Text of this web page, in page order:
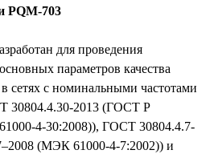
PQM-703
для проведения
параметров качества
сетях с номинальными частотами
30804.4.30-2013 (ГОСТ Р
4-30:2008)), ГОСТ 30804.4.7-
(МЭК 61000-4-7:2002)) и